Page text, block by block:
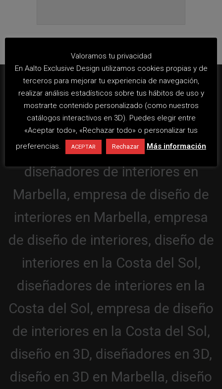
Valoramos tu privacidad
En Aalto Exclusive Design utilizamos cookies propias y de
terceros para mejorar tu experiencia de navegación,
realizar análisis estadísticos sobre tus hábitos de uso y
mostrarte contenido personalizado (como nuestros
catálogos interactivos en 3D). Puedes elegir entre
«Aceptar todo», «Rechazar todo» o personalizar tus
preferencias.
ACEPTAR Rechazar Más información